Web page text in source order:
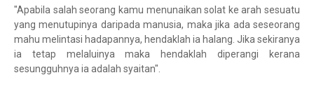
"Apabila salah seorang kamu menunaikan solat ke arah sesuatu
yang menutupinya daripada manusia, maka jika ada seseorang
mahu melintasi hadapannya, hendaklah ia halang. Jika sekiranya
ia tetap melaluinya maka hendaklah diperangi kerana
sesungguhnya ia adalah syaitan".